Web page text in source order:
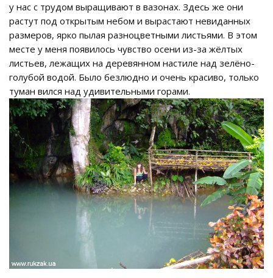
у нас с трудом выращивают в вазонах. Здесь же они
растут под открытым небом и вырастают невиданных
размеров, ярко пылая разноцветными листьями. В этом
месте у меня появилось чувство осени из-за жёлтых
листьев, лежащих на деревянном настиле над зелёно-
голубой водой. Было безлюдно и очень красиво, только
туман вился над удивительными горами.